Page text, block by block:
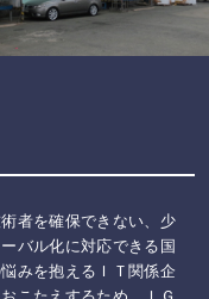
者を確保できない、少
バル化に対応できる国
みを抱えるＩＴ関係企